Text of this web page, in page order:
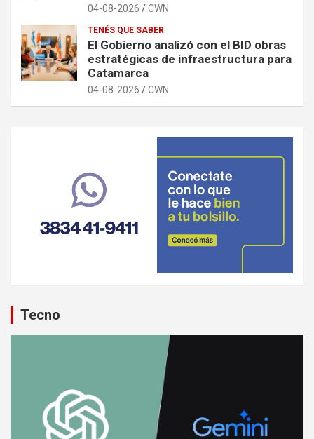
04-08-2026 CWN
TENÉS QUE SABER
El Gobierno analizó con el BID obras
estratégicas de infraestructura para
Catamarca
04-08-2026 CWN
Tecno